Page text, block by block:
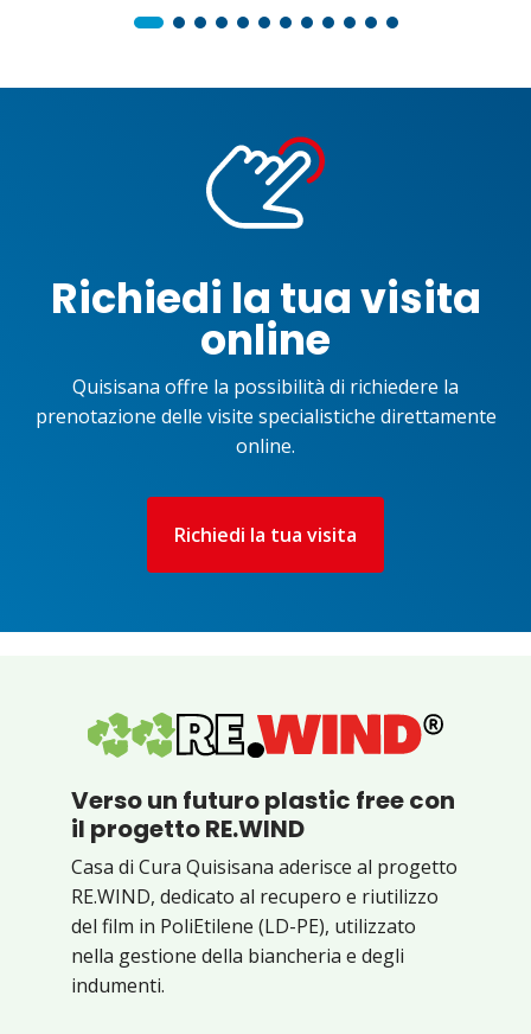
Richiedi la tua visita
online
Quisisana offre la possibilità di richiedere la
prenotazione delle visite specialistiche direttamente
online.
Richiedi la tua visita
Verso un futuro plastic free con
il progetto RE.WIND
Casa di Cura Quisisana aderisce al progetto
RE.WIND, dedicato al recupero e riutilizzo
del film in PoliEtilene (LD-PE), utilizzato
nella gestione della biancheria e degli
indumenti.